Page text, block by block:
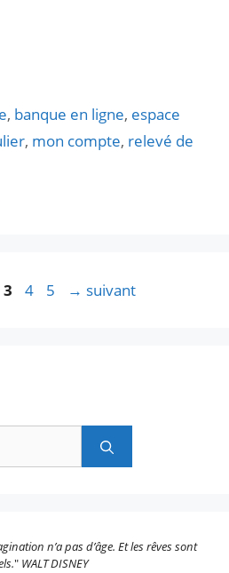
, banque en ligne, espace
, mon compte, relevé de
Page
3 Page
4 Page
5 → suivant
n’a pas d’âge. Et les rêves sont
" WALT DISNEY